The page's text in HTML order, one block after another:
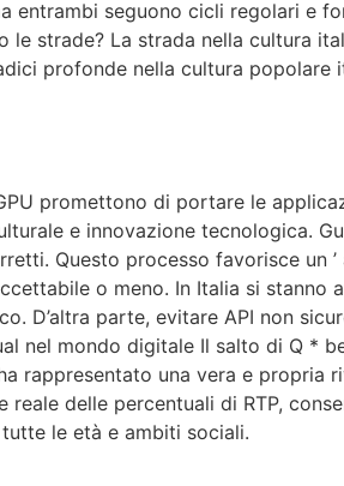
entrambi seguono cicli regolari e
strade? La strada nella cultura
profonde nella cultura popolare
promettono di portare le
e innovazione tecnologica.
Questo processo favorisce un
o meno. In Italia si stanno
D’altra parte, evitare API non
nel mondo digitale Il salto di Q *
rappresentato una vera e propria
delle percentuali di RTP,
le età e ambiti sociali.